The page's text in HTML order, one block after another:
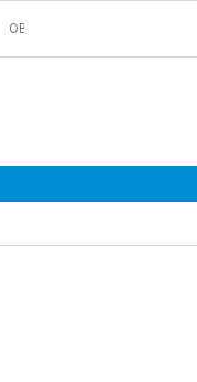
OBCHODNÍ PODMÍNKY